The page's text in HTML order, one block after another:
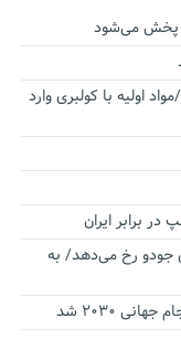
پخش می‌شود
اولیه با کولبری وارد
برابر ایران
جودو رخ می‌دهد/ به
۲۰۳۰ شد